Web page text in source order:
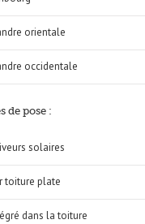
orientale
occidentale
de pose :
solaires
toiture plate
dans la toiture